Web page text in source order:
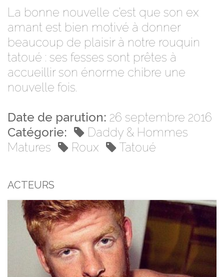
La bonne nouvelle c’est que son ex
amant est bien motivé à donner
beaucoup de plaisir à notre rouquin
tatoué : ses fesses sont prêtes à
accueillir son énorme chibre une
nouvelle fois.
Date de parution: 26 septembre 2016
Catégorie:
Daddy & Hommes
Matures
Roux Tatoué
ACTEURS